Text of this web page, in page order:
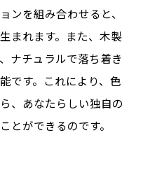
ンを組み合わせると、
まれます。また、木製
ナチュラルで落ち着き
です。これにより、色
、あなたらしい独自の
とができるのです。